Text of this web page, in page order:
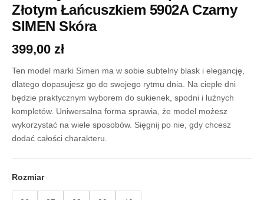
Złotym Łańcuszkiem 5902A Czarny
SIMEN Skóra
399,00 zł
Ten model marki Simen ma w sobie subtelny blask i elegancję,
dlatego dopasujesz go do swojego rytmu dnia. Na ciepłe dni
będzie praktycznym wyborem do sukienek, spodni i luźnych
kompletów. Uniwersalna forma sprawia, że model możesz
wykorzystać na wiele sposobów. Sięgnij po nie, gdy chcesz
dodać całości charakteru.
Rozmiar
Złotym
Łańcuszkiem
5902A
Czarny
SIMEN
Skóra